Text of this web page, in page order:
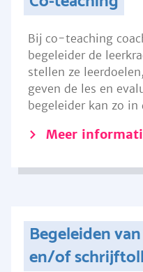
Bij co-teaching
begeleider de
stellen ze
geven de les en
begeleider kan zo
Meer
Begeleiden
en/of